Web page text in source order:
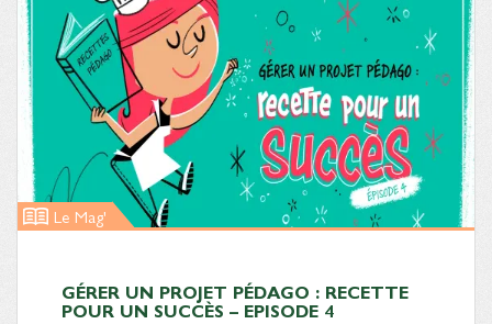
Le Mag'
GÉRER UN PROJET PÉDAGO : RECETTE
POUR UN SUCCÈS – EPISODE 4